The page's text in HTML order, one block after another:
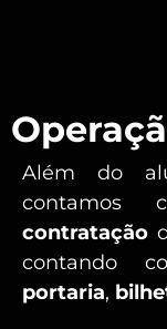
Além do
contamos
contratação
contando
portaria,